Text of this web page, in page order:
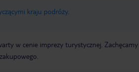
kraju podróży.
w cenie imprezy turystycznej. Zachęcamy